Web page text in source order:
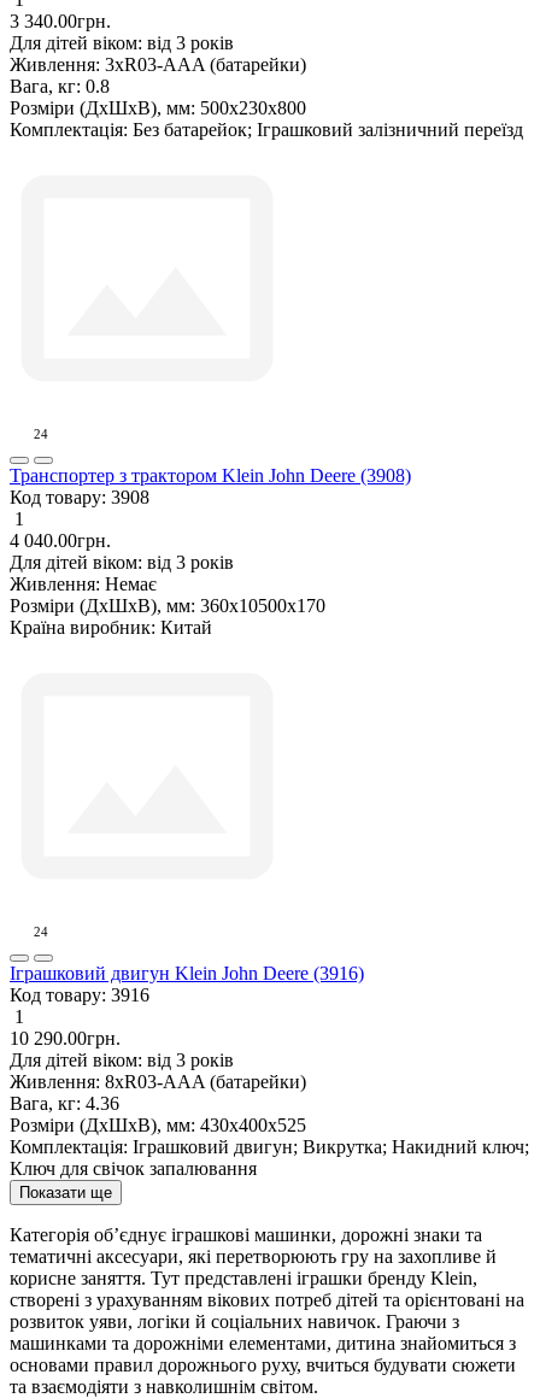
3 340.00грн.
Для дітей віком: від 3 років
Живлення: 3xR03-AAA (батарейки)
Вага, кг: 0.8
Розміри (ДxШxВ), мм: 500х230х800
Комплектація: Без батарейок; Іграшковий залізничний переїзд
24
Транспортер з трактором Klein John Deere (3908)
Код товару: 3908
1
4 040.00грн.
Для дітей віком: від 3 років
Живлення: Немає
Розміри (ДxШxВ), мм: 360x10500x170
Країна виробник: Китай
24
Іграшковий двигун Klein John Deere (3916)
Код товару: 3916
1
10 290.00грн.
Для дітей віком: від 3 років
Живлення: 8xR03-AAA (батарейки)
Вага, кг: 4.36
Розміри (ДxШxВ), мм: 430х400х525
Комплектація: Іграшковий двигун; Викрутка; Накидний ключ;
Ключ для свічок запалювання
Показати ще
Категорія об’єднує іграшкові машинки, дорожні знаки та
тематичні аксесуари, які перетворюють гру на захопливе й
корисне заняття. Тут представлені іграшки бренду Klein,
створені з урахуванням вікових потреб дітей та орієнтовані на
розвиток уяви, логіки й соціальних навичок. Граючи з
машинками та дорожніми елементами, дитина знайомиться з
основами правил дорожнього руху, вчиться будувати сюжети
та взаємодіяти з навколишнім світом.